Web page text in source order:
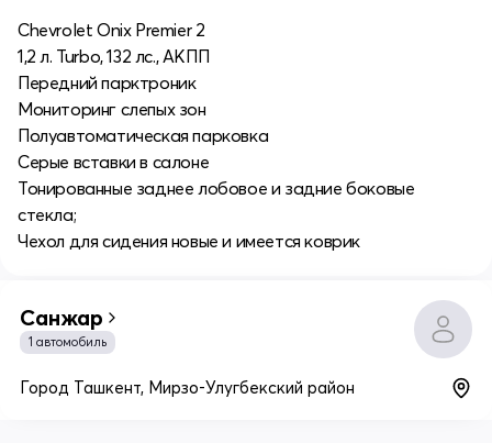
Chevrolet Onix Premier 2
1,2 л. Turbo, 132 лс., АКПП
Передний парктроник
Мониторинг слепых зон
Полуавтоматическая парковка
Серые вставки в салоне
Тонированные заднее лобовое и задние боковые
стекла;
Чехол для сидения новые и имеется коврик
Санжар
1 автомобиль
Город Ташкент, Мирзо-Улугбекский район